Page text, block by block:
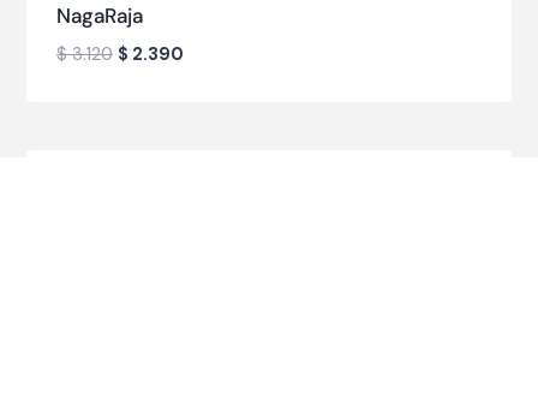
NagaRaja
$3.120 $ 2.390